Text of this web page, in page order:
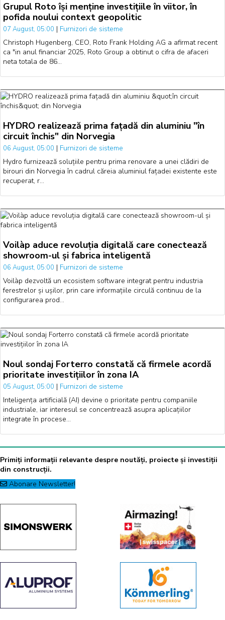
Grupul Roto își menține investițiile în viitor, în
pofida noului context geopolitic
07 August, 05:00 | Furnizori de sisteme
Christoph Hugenberg, CEO, Roto Frank Holding AG a afirmat recent
ca "in anul financiar 2025, Roto Group a obtinut o cifra de afaceri
neta totala de 86…
HYDRO realizează prima fațadă din aluminiu "în
circuit închis" din Norvegia
06 August, 05:00 | Furnizori de sisteme
Hydro furnizează soluțiile pentru prima renovare a unei clădiri de
birouri din Norvegia în cadrul căreia aluminiul fațadei existente este
recuperat, r…
Voilàp aduce revoluția digitală care conectează
showroom-ul și fabrica inteligentă
06 August, 05:00 | Furnizori de sisteme
Voilàp dezvoltă un ecosistem software integrat pentru industria
ferestrelor și ușilor, prin care informațiile circulă continuu de la
configurarea prod…
Noul sondaj Forterro constată că firmele acordă
prioritate investițiilor în zona IA
05 August, 05:00 | Furnizori de sisteme
Inteligența artificială (AI) devine o prioritate pentru companiile
industriale, iar interesul se concentrează asupra aplicațiilor
integrate în procese…
Primiți informații relevante despre noutăți, proiecte și investiții
din construcții.
Abonare Newsletter!